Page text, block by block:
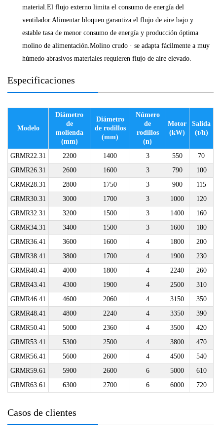
material.El flujo externo limita el consumo de energía del
ventilador.Alimentar bloqueo garantiza el flujo de aire bajo y
estable tasa de menor consumo de energía y producción óptima
molino de alimentación.Molino crudo · se adapta fácilmente a muy
húmedo abrasivos materiales requieren flujo de aire elevado.
Especificaciones
Modelo
Diámetro
de
molienda
(mm)
Diámetro
de rodillos
(mm)
Número
de
rodillos
(n)
Motor
(kW)
Salida
(t/h)
GRMR22.31 2200 1400 3 550
70
GRMR26.31
2600 1600 3 790
100
GRMR28.31
2800 1750 3 900
115
GRMR30.31
3000 1700 3 1000
120
GRMR32.31
3200 1500 3 1400
160
GRMR34.31
3400 1500 3 1600
180
GRMR36.41
3600 1600 4 1800
200
GRMR38.41
3800 1700 4 1900
230
GRMR40.41
4000 1800 4 2240
260
GRMR43.41
4300 1900 4 2500
310
GRMR46.41
4600 2060 4 3150
350
GRMR48.41
4800 2240 4 3350
390
GRMR50.41
5000 2360 4 3500
420
GRMR53.41
5300 2500 4 3800
470
GRMR56.41
5600 2600 4 4500
540
GRMR59.61
5900 2600 6 5000
610
GRMR63.61
6300 2700 6 6000 720
Casos de clientes